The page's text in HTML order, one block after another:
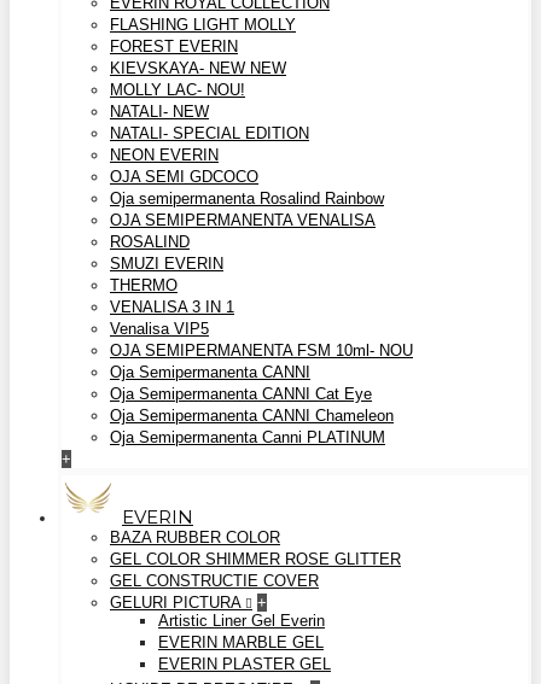
FLASHING LIGHT MOLLY
FOREST EVERIN
KIEVSKAYA- NEW NEW
MOLLY LAC- NOU!
NATALI- NEW
NATALI- SPECIAL EDITION
NEON EVERIN
OJA SEMI GDCOCO
Oja semipermanenta Rosalind Rainbow
OJA SEMIPERMANENTA VENALISA
ROSALIND
SMUZI EVERIN
THERMO
VENALISA 3 IN 1
Venalisa VIP5
OJA SEMIPERMANENTA FSM 10ml- NOU
Oja Semipermanenta CANNI
Oja Semipermanenta CANNI Cat Eye
Oja Semipermanenta CANNI Chameleon
Oja Semipermanenta Canni PLATINUM
+
EVERIN
BAZA RUBBER COLOR
GEL COLOR SHIMMER ROSE GLITTER
GEL CONSTRUCTIE COVER
GELURI PICTURA
+
Artistic Liner Gel Everin
EVERIN MARBLE GEL
EVERIN PLASTER GEL